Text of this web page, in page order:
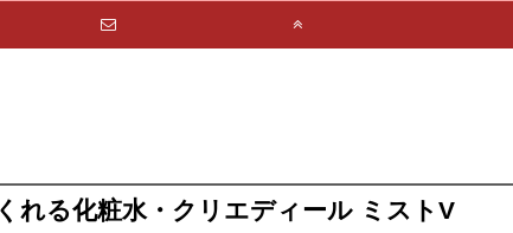
れる化粧水・クリエディール ミストV